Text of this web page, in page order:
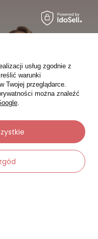
usług zgodnie z
warunki
Twojej przeglądarce.
można znaleźć
.